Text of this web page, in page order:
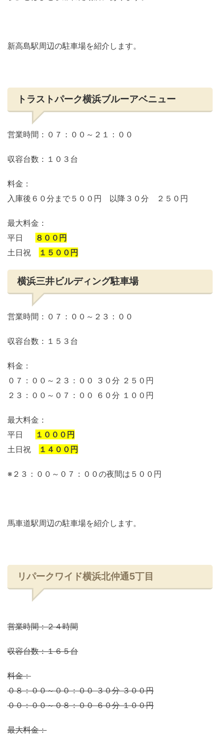
新高島駅周辺の駐車場を紹介します。
トラストパーク横浜ブルーアベニュー
営業時間：０７：００～２１：００
収容台数：１０３台
料金：
入庫後６０分まで５００円 以降３０分 ２５０円
最大料金：
平日
８００円
土日祝
１５００円
横浜三井ビルディング駐車場
営業時間：０７：００～２３：００
収容台数：１５３台
料金：
０７：００～２３：００ ３０分 ２５０円
２３：００～０７：００ ６０分 １００円
最大料金：
平日
１０００円
土日祝
１４００円
※２３：００～０７：００の夜間は５００円
馬車道駅周辺の駐車場を紹介します。
リパークワイド横浜北仲通5丁目
営業時間：２４時間
収容台数：１６５台
料金：
０８：００～００：００ ３０分 ３００円
００：００～０８：００ ６０分 １００円
最大料金：